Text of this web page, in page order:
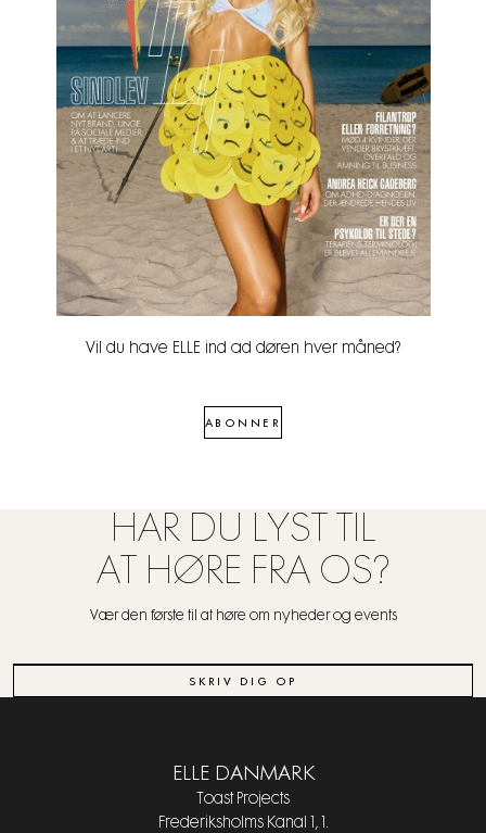
Vil du have ELLE ind ad døren hver måned?
ABONNER
HAR DU LYST TIL
AT HØRE FRA OS?
Vær den første til at høre om nyheder og events
SKRIV DIG OP
ELLE DANMARK
Toast Projects
Frederiksholms Kanal 1, 1.